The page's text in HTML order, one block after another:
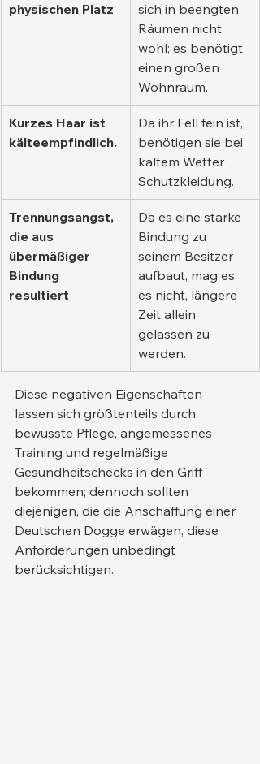
physischen Platz
sich in beengten
Räumen nicht
wohl; es benötigt
einen großen
Wohnraum.
Kurzes Haar ist
kälteempfindlich.
Da ihr Fell fein ist,
benötigen sie bei
kaltem Wetter
Schutzkleidung.
Trennungsangst,
die aus
übermäßiger
Bindung
resultiert
Da es eine starke
Bindung zu
seinem Besitzer
aufbaut, mag es
es nicht, längere
Zeit allein
gelassen zu
werden.
Diese negativen Eigenschaften
lassen sich größtenteils durch
bewusste Pflege, angemessenes
Training und regelmäßige
Gesundheitschecks in den Griff
bekommen; dennoch sollten
diejenigen, die die Anschaffung einer
Deutschen Dogge erwägen, diese
Anforderungen unbedingt
berücksichtigen.